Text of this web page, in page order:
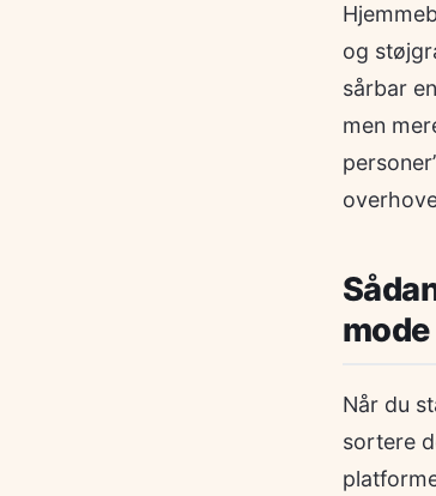
og
sårbar
men
mode
Når du
sortere